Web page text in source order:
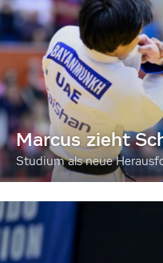
Marcus zieht
Studium als neue